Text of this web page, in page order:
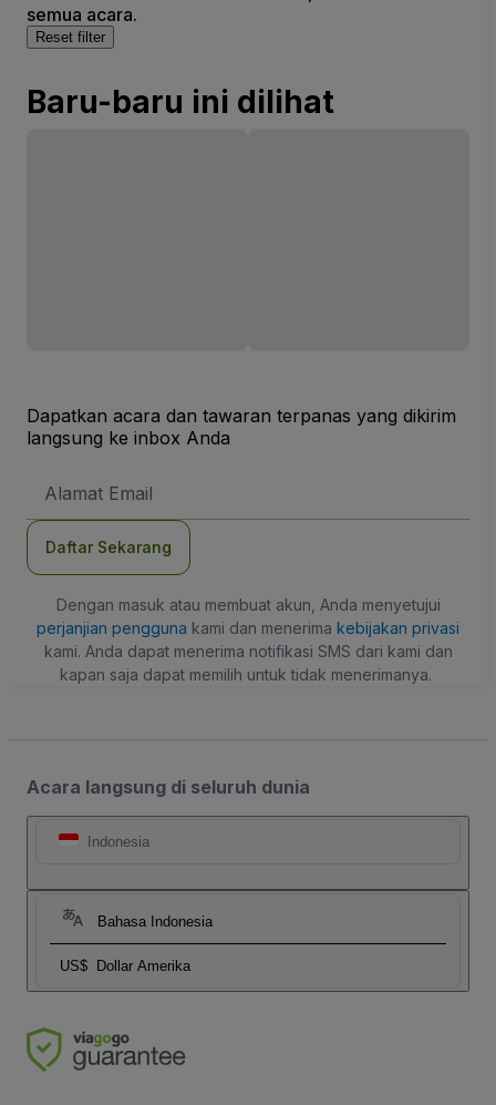
semua acara.
Reset filter
Baru-baru ini dilihat
Dapatkan acara dan tawaran terpanas yang dikirim
langsung ke inbox Anda
Email
Daftar Sekarang
Dengan masuk atau membuat akun, Anda menyetujui
perjanjian pengguna kami dan menerima kebijakan privasi
kami. Anda dapat menerima notifikasi SMS dari kami dan
kapan saja dapat memilih untuk tidak menerimanya.
Acara langsung di seluruh dunia
Indonesia
Bahasa Indonesia
US$ Dollar Amerika